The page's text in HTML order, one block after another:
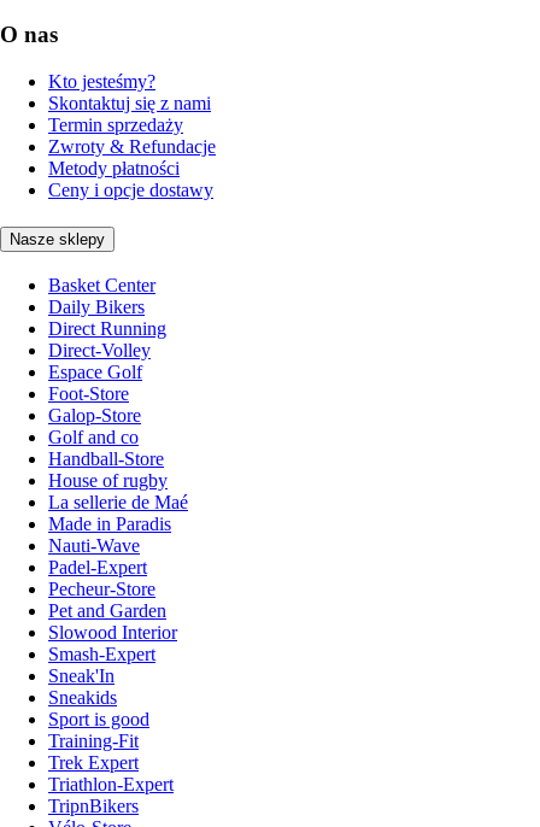
O nas
Kto jesteśmy?
Skontaktuj się z nami
Termin sprzedaży
Zwroty & Refundacje
Metody płatności
Ceny i opcje dostawy
Nasze sklepy
Basket Center
Daily Bikers
Direct Running
Direct-Volley
Espace Golf
Foot-Store
Galop-Store
Golf and co
Handball-Store
House of rugby
La sellerie de Maé
Made in Paradis
Nauti-Wave
Padel-Expert
Pecheur-Store
Pet and Garden
Slowood Interior
Smash-Expert
Sneak'In
Sneakids
Sport is good
Training-Fit
Trek Expert
Triathlon-Expert
TripnBikers